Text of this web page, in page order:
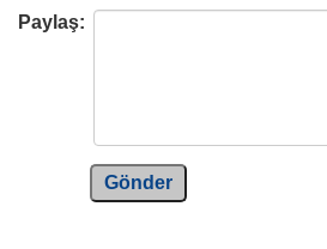
Paylaş:
Gönder